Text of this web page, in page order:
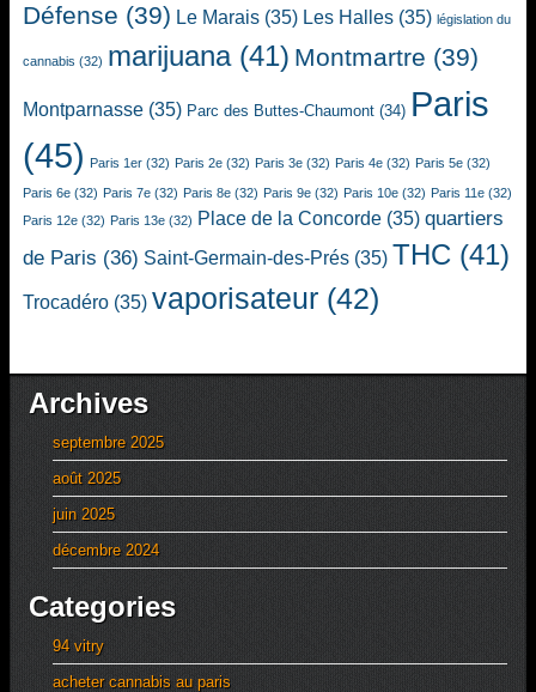
Défense (39) Le Marais (35) Les Halles (35) législation du
cannabis (32) marijuana(41) Montmartre (39)
Montparnasse (35) Parc des Buttes-Chaumont (34) Paris
(45) Paris 1er (32) Paris 2e (32) Paris 3e (32) Paris 4e (32) Paris 5e (32)
Paris 6e (32) Paris 7e (32) Paris 8e (32) Paris 9e (32) Paris 10e (32) Paris 11e (32)
Paris 12e (32) Paris 13e (32) Place de la Concorde (35) quartiers
de Paris (36) Saint-Germain-des-Prés (35) THC (41)
Trocadéro (35) vaporisateur (42)
Archives
septembre 2025
août 2025
juin 2025
décembre 2024
Categories
94 vitry
acheter cannabis au paris